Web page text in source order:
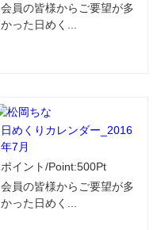
会員の皆様からご要望が多
かった日めく...
日めくりカレンダー_2016
年7月
ポイント/Point:500Pt
会員の皆様からご要望が多
かった日めく...